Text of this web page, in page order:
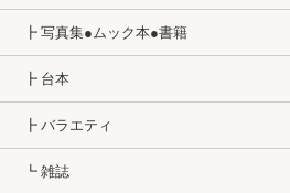
┣ 写真集●ムック本●書籍
┣ 台本
┣ バラエティ
┗ 雑誌